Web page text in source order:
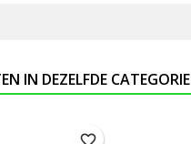
IN DEZELFDE
favorite_border